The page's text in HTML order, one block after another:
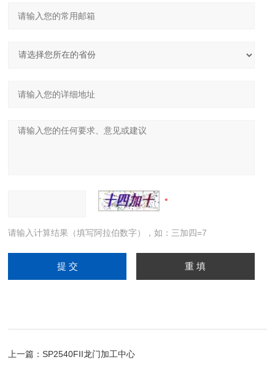
请输入计算结果（填写阿拉伯数字），如：三加四=7
上一篇：SP2540FII龙门加工中心